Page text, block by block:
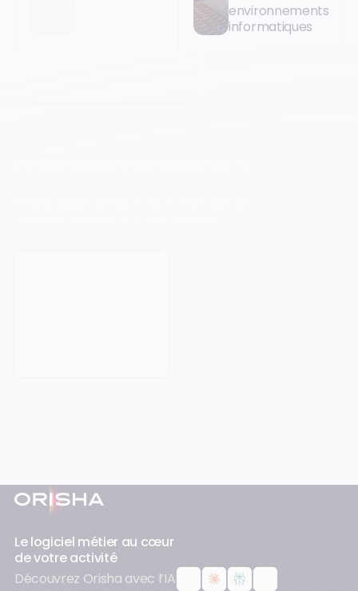
environnements
informatiques
Pied-de-page
Le logiciel métier au cœur
de votre activité
Découvrez Orisha avec l’IA